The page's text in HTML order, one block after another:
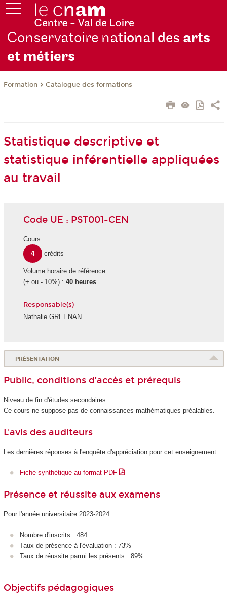
Conservatoire national des arts
et métiers
Formation Catalogue des formations
Statistique descriptive et
statistique inférentielle appliquées
au travail
Code UE : PST001-CEN
Cours
4
crédits
Volume horaire de référence
(+ ou - 10%) : 40 heures
Responsable(s)
Nathalie GREENAN
PRÉSENTATION
Public, conditions d’accès et prérequis
Niveau de fin d'études secondaires.
Ce cours ne suppose pas de connaissances mathématiques préalables.
L'avis des auditeurs
Les dernières réponses à l'enquête d'appréciation pour cet enseignement :
Fiche synthétique au format PDF
Présence et réussite aux examens
Pour l'année universitaire 2023-2024 :
Nombre d'inscrits : 484
Taux de présence à l'évaluation : 73%
Taux de réussite parmi les présents : 89%
Objectifs pédagogiques